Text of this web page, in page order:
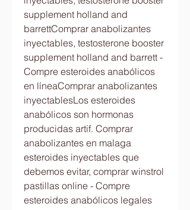
supplement holland and
barrettComprar anabolizantes
inyectables, testosterone booster
supplement holland and barrett -
Compre esteroides anabólicos
en líneaComprar anabolizantes
inyectablesLos esteroides
anabólicos son hormonas
producidas artif. Comprar
anabolizantes en malaga
esteroides inyectables que
debemos evitar, comprar winstrol
pastillas online - Compre
esteroides anabólicos legales